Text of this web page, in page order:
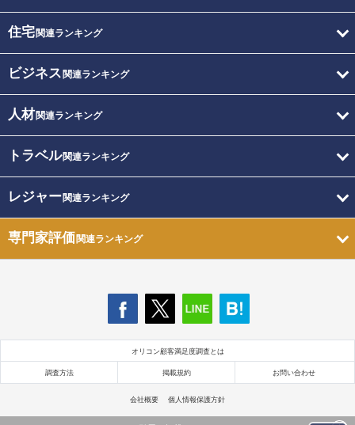
住宅関連ランキング
ビジネス 関連ランキング
人材関連ランキング
トラベル関連ランキング
レジャー関連ランキング
専門家評価関連ランキング
オリコン顧客満足度調査とは
調査方法 掲載規約 お問い合わせ
会社概要 個人情報保護方針